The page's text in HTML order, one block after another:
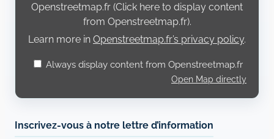
Openstreetmap.fr (Click here to display content
from Openstreetmap.fr).
Learn more in Openstreetmap.fr’s privacy policy.
Always display content from Openstreetmap.fr
Open Map directly
Inscrivez-vous à notre lettre d’information